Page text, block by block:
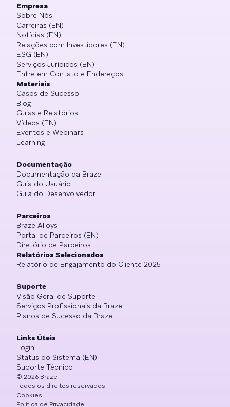
Empresa
Sobre Nós
Carreiras (EN)
Notícias (EN)
Relações com Investidores (EN)
ESG (EN)
Serviços Jurídicos (EN)
Entre em Contato e Endereços
Materiais
Casos de Sucesso
Blog
Guias e Relatórios
Vídeos (EN)
Eventos e Webinars
Learning
Documentação
Documentação da Braze
Guia do Usuário
Guia do Desenvolvedor
Parceiros
Braze Alloys
Portal de Parceiros (EN)
Diretório de Parceiros
Relatórios Selecionados
Relatório de Engajamento do Cliente 2025
Suporte
Visão Geral de Suporte
Serviços Profissionais da Braze
Planos de Sucesso da Braze
Links Úteis
Login
Status do Sistema (EN)
Suporte Técnico
© 2026 Braze
Todos os direitos reservados
Cookies
Política de Privacidade